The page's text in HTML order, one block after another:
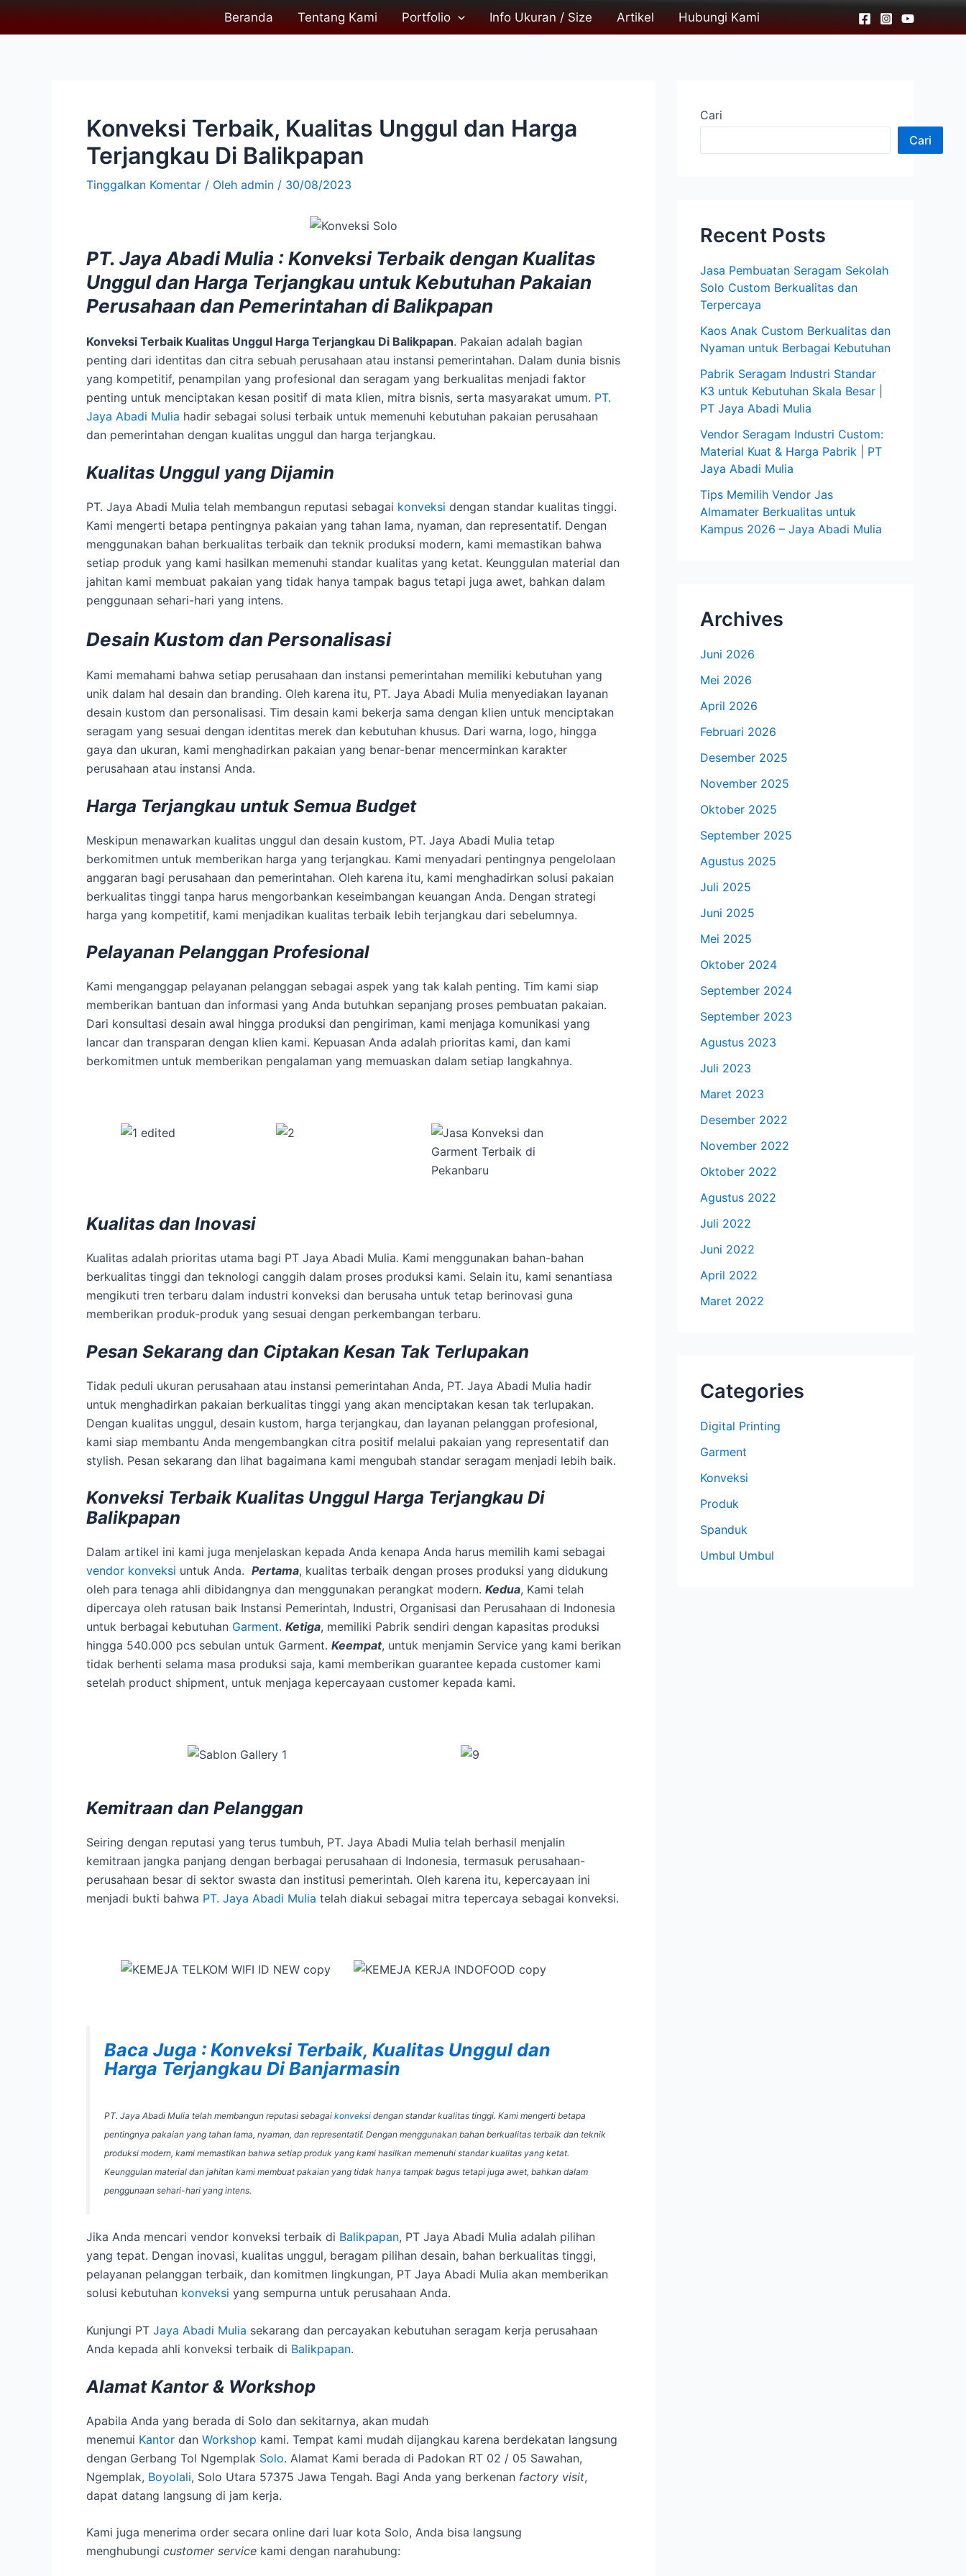
Beranda Tentang Kami Portfolio Info Ukuran / Size Artikel Hubungi Kami
Konveksi Terbaik, Kualitas Unggul dan Harga
Terjangkau Di Balikpapan
Tinggalkan Komentar / Oleh admin / 30/08/2023
PT. Jaya Abadi Mulia : Konveksi Terbaik dengan Kualitas
Unggul dan Harga Terjangkau untuk Kebutuhan Pakaian
Perusahaan dan Pemerintahan di Balikpapan
Konveksi Terbaik Kualitas Unggul Harga Terjangkau Di Balikpapan. Pakaian adalah bagian
penting dari identitas dan citra sebuah perusahaan atau instansi pemerintahan. Dalam dunia bisnis
yang kompetitif, penampilan yang profesional dan seragam yang berkualitas menjadi faktor
penting untuk menciptakan kesan positif di mata klien, mitra bisnis, serta masyarakat umum. PT.
Jaya Abadi Mulia hadir sebagai solusi terbaik untuk memenuhi kebutuhan pakaian perusahaan
dan pemerintahan dengan kualitas unggul dan harga terjangkau.
Kualitas Unggul yang Dijamin
PT. Jaya Abadi Mulia telah membangun reputasi sebagai konveksi dengan standar kualitas tinggi.
Kami mengerti betapa pentingnya pakaian yang tahan lama, nyaman, dan representatif. Dengan
menggunakan bahan berkualitas terbaik dan teknik produksi modern, kami memastikan bahwa
setiap produk yang kami hasilkan memenuhi standar kualitas yang ketat. Keunggulan material dan
jahitan kami membuat pakaian yang tidak hanya tampak bagus tetapi juga awet, bahkan dalam
penggunaan sehari-hari yang intens.
Desain Kustom dan Personalisasi
Kami memahami bahwa setiap perusahaan dan instansi pemerintahan memiliki kebutuhan yang
unik dalam hal desain dan branding. Oleh karena itu, PT. Jaya Abadi Mulia menyediakan layanan
desain kustom dan personalisasi. Tim desain kami bekerja sama dengan klien untuk menciptakan
seragam yang sesuai dengan identitas merek dan kebutuhan khusus. Dari warna, logo, hingga
gaya dan ukuran, kami menghadirkan pakaian yang benar-benar mencerminkan karakter
perusahaan atau instansi Anda.
Harga Terjangkau untuk Semua Budget
Meskipun menawarkan kualitas unggul dan desain kustom, PT. Jaya Abadi Mulia tetap
berkomitmen untuk memberikan harga yang terjangkau. Kami menyadari pentingnya pengelolaan
anggaran bagi perusahaan dan pemerintahan. Oleh karena itu, kami menghadirkan solusi pakaian
berkualitas tinggi tanpa harus mengorbankan keseimbangan keuangan Anda. Dengan strategi
harga yang kompetitif, kami menjadikan kualitas terbaik lebih terjangkau dari sebelumnya.
Pelayanan Pelanggan Profesional
Kami menganggap pelayanan pelanggan sebagai aspek yang tak kalah penting. Tim kami siap
memberikan bantuan dan informasi yang Anda butuhkan sepanjang proses pembuatan pakaian.
Dari konsultasi desain awal hingga produksi dan pengiriman, kami menjaga komunikasi yang
lancar dan transparan dengan klien kami. Kepuasan Anda adalah prioritas kami, dan kami
berkomitmen untuk memberikan pengalaman yang memuaskan dalam setiap langkahnya.
Kualitas dan Inovasi
Kualitas adalah prioritas utama bagi PT Jaya Abadi Mulia. Kami menggunakan bahan-bahan
berkualitas tinggi dan teknologi canggih dalam proses produksi kami. Selain itu, kami senantiasa
mengikuti tren terbaru dalam industri konveksi dan berusaha untuk tetap berinovasi guna
memberikan produk-produk yang sesuai dengan perkembangan terbaru.
Pesan Sekarang dan Ciptakan Kesan Tak Terlupakan
Tidak peduli ukuran perusahaan atau instansi pemerintahan Anda, PT. Jaya Abadi Mulia hadir
untuk menghadirkan pakaian berkualitas tinggi yang akan menciptakan kesan tak terlupakan.
Dengan kualitas unggul, desain kustom, harga terjangkau, dan layanan pelanggan profesional,
kami siap membantu Anda mengembangkan citra positif melalui pakaian yang representatif dan
stylish. Pesan sekarang dan lihat bagaimana kami mengubah standar seragam menjadi lebih baik.
Konveksi Terbaik Kualitas Unggul Harga Terjangkau Di
Balikpapan
Dalam artikel ini kami juga menjelaskan kepada Anda kenapa Anda harus memilih kami sebagai
vendor konveksi untuk Anda. Pertama, kualitas terbaik dengan proses produksi yang didukung
oleh para tenaga ahli dibidangnya dan menggunakan perangkat modern. Kedua, Kami telah
dipercaya oleh ratusan baik Instansi Pemerintah, Industri, Organisasi dan Perusahaan di Indonesia
untuk berbagai kebutuhan Garment. Ketiga, memiliki Pabrik sendiri dengan kapasitas produksi
hingga 540.000 pcs sebulan untuk Garment. Keempat, untuk menjamin Service yang kami berikan
tidak berhenti selama masa produksi saja, kami memberikan guarantee kepada customer kami
setelah product shipment, untuk menjaga kepercayaan customer kepada kami.
Kemitraan dan Pelanggan
Seiring dengan reputasi yang terus tumbuh, PT. Jaya Abadi Mulia telah berhasil menjalin
kemitraan jangka panjang dengan berbagai perusahaan di Indonesia, termasuk perusahaan-
perusahaan besar di sektor swasta dan institusi pemerintah. Oleh karena itu, kepercayaan ini
menjadi bukti bahwa PT. Jaya Abadi Mulia telah diakui sebagai mitra tepercaya sebagai konveksi.
Baca Juga : Konveksi Terbaik, Kualitas Unggul dan
Harga Terjangkau Di Banjarmasin
PT. Jaya Abadi Mulia telah membangun reputasi sebagai konveksi dengan standar kualitas tinggi. Kami mengerti betapa
pentingnya pakaian yang tahan lama, nyaman, dan representatif. Dengan menggunakan bahan berkualitas terbaik dan teknik
produksi modern, kami memastikan bahwa setiap produk yang kami hasilkan memenuhi standar kualitas yang ketat.
Keunggulan material dan jahitan kami membuat pakaian yang tidak hanya tampak bagus tetapi juga awet, bahkan dalam
penggunaan sehari-hari yang intens.
Jika Anda mencari vendor konveksi terbaik di Balikpapan, PT Jaya Abadi Mulia adalah pilihan
yang tepat. Dengan inovasi, kualitas unggul, beragam pilihan desain, bahan berkualitas tinggi,
pelayanan pelanggan terbaik, dan komitmen lingkungan, PT Jaya Abadi Mulia akan memberikan
solusi kebutuhan konveksi yang sempurna untuk perusahaan Anda.
Kunjungi PT Jaya Abadi Mulia sekarang dan percayakan kebutuhan seragam kerja perusahaan
Anda kepada ahli konveksi terbaik di Balikpapan.
Alamat Kantor & Workshop
Apabila Anda yang berada di Solo dan sekitarnya, akan mudah
menemui Kantor dan Workshop kami. Tempat kami mudah dijangkau karena berdekatan langsung
dengan Gerbang Tol Ngemplak Solo. Alamat Kami berada di Padokan RT 02 / 05 Sawahan,
Ngemplak, Boyolali, Solo Utara 57375 Jawa Tengah. Bagi Anda yang berkenan factory visit,
dapat datang langsung di jam kerja.
Kami juga menerima order secara online dari luar kota Solo, Anda bisa langsung
menghubungi customer service kami dengan narahubung:
Cari
Cari
Recent Posts
Jasa Pembuatan Seragam Sekolah
Solo Custom Berkualitas dan
Terpercaya
Kaos Anak Custom Berkualitas dan
Nyaman untuk Berbagai Kebutuhan
Pabrik Seragam Industri Standar
K3 untuk Kebutuhan Skala Besar |
PT Jaya Abadi Mulia
Vendor Seragam Industri Custom:
Material Kuat & Harga Pabrik | PT
Jaya Abadi Mulia
Tips Memilih Vendor Jas
Almamater Berkualitas untuk
Kampus 2026 – Jaya Abadi Mulia
Archives
Juni 2026
Mei 2026
April 2026
Februari 2026
Desember 2025
November 2025
Oktober 2025
September 2025
Agustus 2025
Juli 2025
Juni 2025
Mei 2025
Oktober 2024
September 2024
September 2023
Agustus 2023
Juli 2023
Maret 2023
Desember 2022
November 2022
Oktober 2022
Agustus 2022
Juli 2022
Juni 2022
April 2022
Maret 2022
Categories
Digital Printing
Garment
Konveksi
Produk
Spanduk
Umbul Umbul